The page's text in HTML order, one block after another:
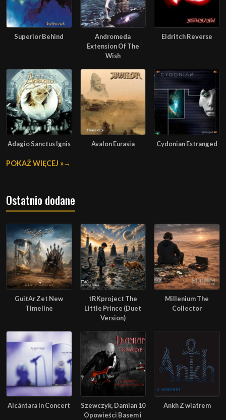
Superior Behind
Andromeda
Extension Of The
Wish
Eldritch Reverse
Adagio Sanctus Ignis Avalon Eurasia Cydonian Estranged
POKAŻ WIĘCEJ »
Ostatnio dodane
GuitAr Zet New
Timeline
tRKproject The
Little Prince (Duet
Version)
Millenium The
Collector
Alcántara In Concert
Szewczyk, Damian 10
Opowieści Basem i
Ankh Z wiatrem